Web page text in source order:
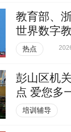
教育部、
世界数字
热点
彭山区机
点 爱您多
培训辅导